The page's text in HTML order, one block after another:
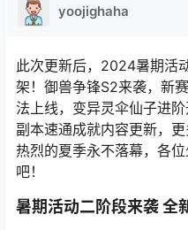
yoojighaha
此次更新后，2024暑期活
架！御兽争锋S2来袭，新
法上线，变异灵伞仙子进
副本速通成就内容更新，
热烈的夏季永不落幕，各
吧！
暑期活动二阶段来袭 全